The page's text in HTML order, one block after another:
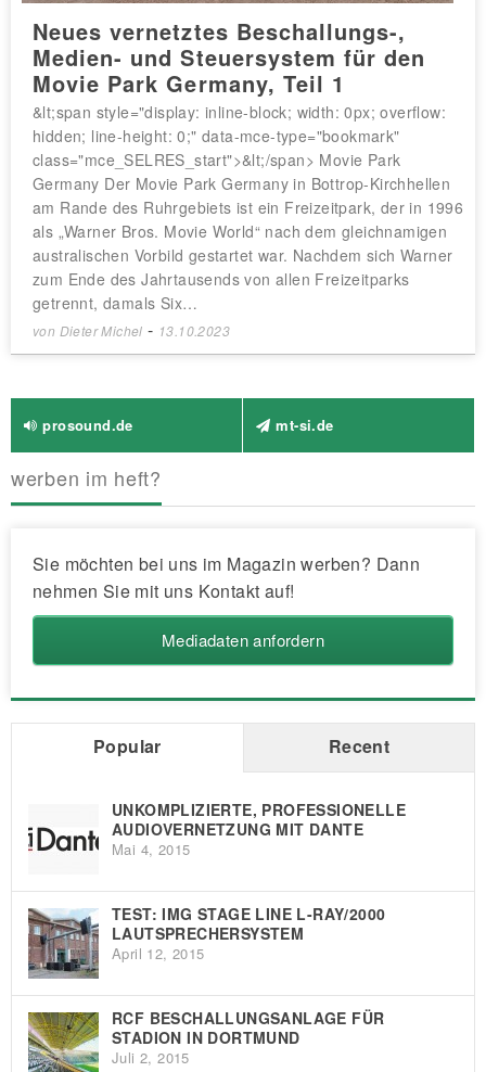
Neues vernetztes Beschallungs-,
Medien- und Steuersystem für den
Movie Park Germany, Teil 1
&lt;span style="display: inline-block; width: 0px; overflow:
hidden; line-height: 0;" data-mce-type="bookmark"
class="mce_SELRES_start">&lt;/span> Movie Park
Germany Der Movie Park Germany in Bottrop-Kirchhellen
am Rande des Ruhrgebiets ist ein Freizeitpark, der in 1996
als „Warner Bros. Movie World“ nach dem gleichnamigen
australischen Vorbild gestartet war. Nachdem sich Warner
zum Ende des Jahrtausends von allen Freizeitparks
getrennt, damals Six…
von Dieter Michel - 13.10.2023
prosound.de mt-si.de
werben im heft?
Sie möchten bei uns im Magazin werben? Dann
nehmen Sie mit uns Kontakt auf!
Mediadaten anfordern
Popular Recent
UNKOMPLIZIERTE, PROFESSIONELLE
AUDIOVERNETZUNG MIT DANTE
Mai 4, 2015
TEST: IMG STAGE LINE L-RAY/2000
LAUTSPRECHERSYSTEM
April 12, 2015
RCF BESCHALLUNGSANLAGE FÜR
STADION IN DORTMUND
Juli 2, 2015